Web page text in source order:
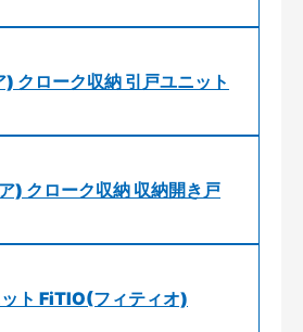
クローク収納 引戸ユニット
) クローク収納 収納開き戸
ト FiTIO(フィティオ)